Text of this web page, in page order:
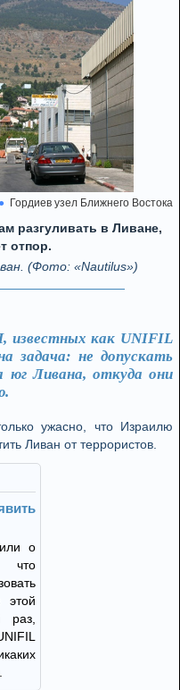
Гордиев узел Ближнего Востока
разгуливать в Ливане,
отпор.
(Фото: «Nautilus»)
известных как UNIFIL
не допускать
юг Ливана, откуда они
ужасно, что Израилю
Ливан от террористов.
о
что
этой
раз,